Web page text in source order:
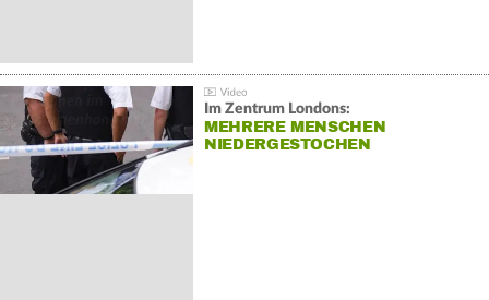
Im Zentrum Londons:
MEHRERE MENSCHEN
NIEDERGESTOCHEN